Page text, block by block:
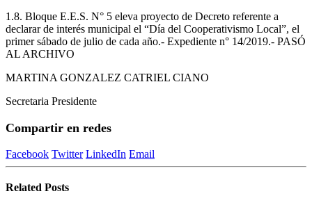
1.8. Bloque E.E.S. N° 5 eleva proyecto de Decreto referente a
declarar de interés municipal el “Día del Cooperativismo Local”, el
primer sábado de julio de cada año.- Expediente n° 14/2019.- PASÓ
AL ARCHIVO
MARTINA GONZALEZ CATRIEL CIANO
Secretaria Presidente
Compartir en redes
Facebook Twitter LinkedIn Email
Related Posts